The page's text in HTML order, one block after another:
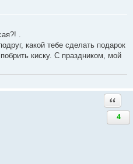
.
какой тебе сделать подарок
киску. С праздником, мой
4